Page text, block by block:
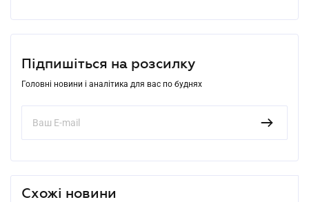
Підпишіться на розсилку
Головні новини і аналітика для вас по буднях
Схожі новини